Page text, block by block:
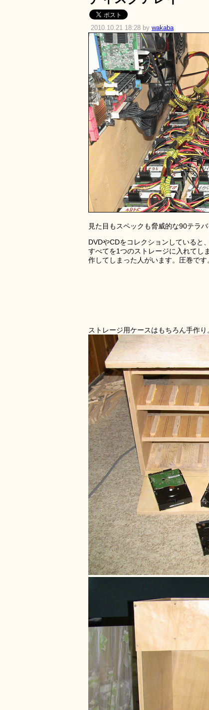
2010.10.21 18:28 by wakaba
見た目もスペックも脅威的な90テラ
DVDやCDをコレクションしていると
すべてを1つのストレージに入れてし
作してしまった人がいます。圧巻です
ストレージ用ケースはもちろん手作